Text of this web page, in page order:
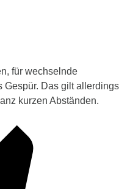
für wechselnde
Gespür. Das gilt allerdings
kurzen Abständen.